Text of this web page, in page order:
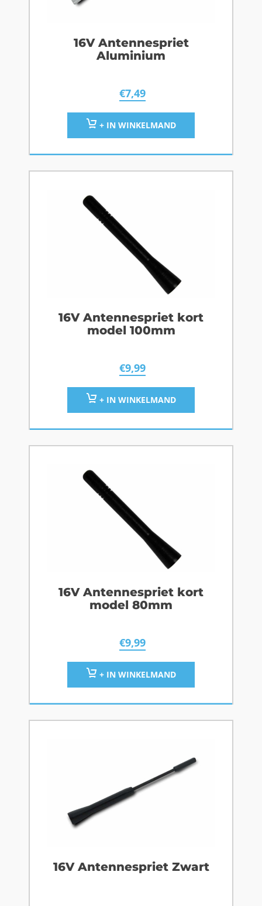
16V Antennespriet
Aluminium
€7,49
+ IN WINKELMAND
16V Antennespriet kort
model 100mm
€9,99
+ IN WINKELMAND
16V Antennespriet kort
model 80mm
€9,99
+ IN WINKELMAND
16V Antennespriet Zwart